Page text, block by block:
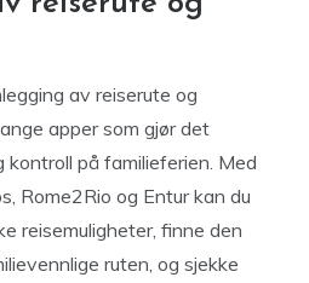
av reiserute og
apper som gjør det
på familieferien. Med
Rome2Rio og Entur kan du
reisemuligheter, finne den
ruten, og sjekke